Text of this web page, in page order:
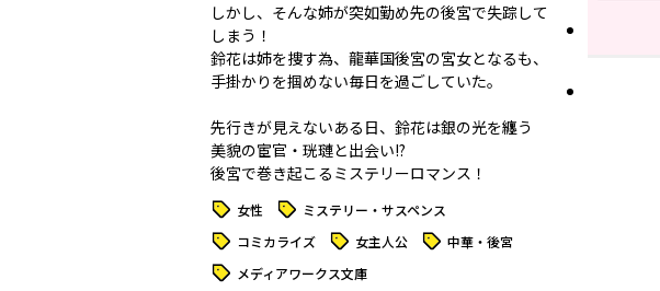
しかし、そんな姉が突如勤め先の後宮で失踪して
しまう！
鈴花は姉を捜す為、龍華国後宮の宮女となるも、
手掛かりを掴めない毎日を過ごしていた。
先行きが見えないある日、鈴花は銀の光を纏う
美貌の宦官・珖璉と出会い――!?
後宮で巻き起こるミステリーロマンス！
タグ 女性 タグ ミステリー・サスペンス
タグ コミカライズ タグ 女主人公 タグ 中華・後宮
タグ メディアワークス文庫